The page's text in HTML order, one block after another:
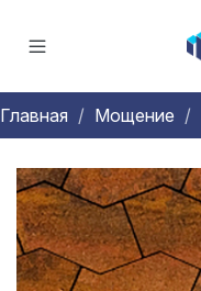
Главная Мощение